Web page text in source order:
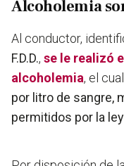
Alcoholemia
Al conductor,
F.D.D., se le realizó
alcoholemia, el
por litro de sangre,
permitidos por la